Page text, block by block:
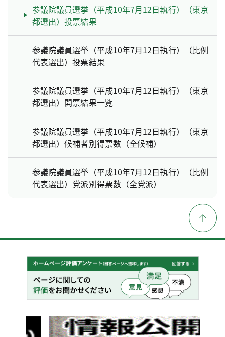
参議院議員選挙（平成10年7月12日執行）（東京
都選出）投票結果
参議院議員選挙（平成10年7月12日執行）（比例
代表選出）投票結果
参議院議員選挙（平成10年7月12日執行）（東京
都選出）開票結果一覧
参議院議員選挙（平成10年7月12日執行）（東京
都選出）候補者別得票数（全候補）
参議院議員選挙（平成10年7月12日執行）（比例
代表選出）党派別得票数（全党派）